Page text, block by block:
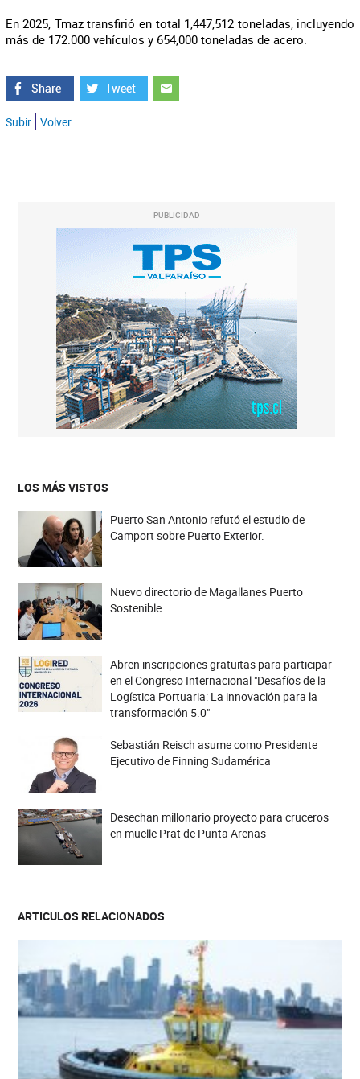
En 2025, Tmaz transfirió en total 1,447,512 toneladas, incluyendo
más de 172.000 vehículos y 654,000 toneladas de acero.
Subir Volver
PUBLICIDAD
LOS MÁS VISTOS
Puerto San Antonio refutó el estudio de
Camport sobre Puerto Exterior.
Nuevo directorio de Magallanes Puerto
Sostenible
Abren inscripciones gratuitas para participar
en el Congreso Internacional "Desafíos de la
Logística Portuaria: La innovación para la
transformación 5.0"
Sebastián Reisch asume como Presidente
Ejecutivo de Finning Sudamérica
Desechan millonario proyecto para cruceros
en muelle Prat de Punta Arenas
ARTICULOS RELACIONADOS